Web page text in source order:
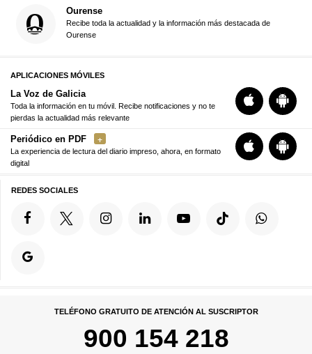
Ourense
Recibe toda la actualidad y la información más destacada de
Ourense
APLICACIONES MÓVILES
La Voz de Galicia
Toda la información en tu móvil. Recibe notificaciones y no te
pierdas la actualidad más relevante
Periódico en PDF
La experiencia de lectura del diario impreso, ahora, en formato
digital
REDES SOCIALES
TELÉFONO GRATUITO DE ATENCIÓN AL SUSCRIPTOR
900 154 218